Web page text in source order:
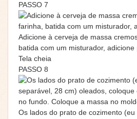
PASSO 7
Adicione à cerveja de massa
batida com um misturador, adicione
Tela cheia
PASSO 8
Os lados do prato de cozimento